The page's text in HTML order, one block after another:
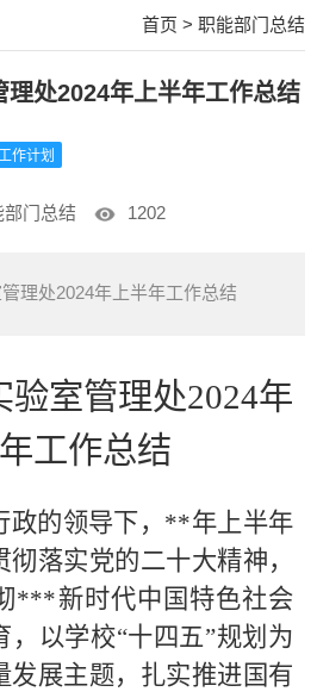
首页 > 职能部门总结
理处2024年上半年工作总结
作计划
部门总结 1202
理处2024年上半年工作总结
验室管理处2024年
年工作总结
的领导下，**年上半年
落实党的二十大精神，
***新时代中国特色社会
，以学校“十四五”规划为
发展主题，扎实推进国有